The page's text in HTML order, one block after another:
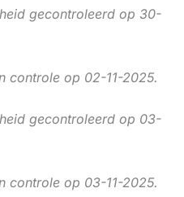
gecontroleerd op 30-
controle op 02-11-2025.
gecontroleerd op 03-
controle op 03-11-2025.